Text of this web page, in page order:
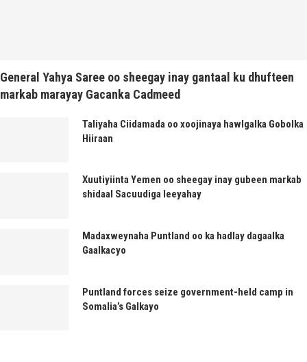
General Yahya Saree oo sheegay inay gantaal ku dhufteen
markab marayay Gacanka Cadmeed
Taliyaha Ciidamada oo xoojinaya hawlgalka Gobolka
Hiiraan
Xuutiyiinta Yemen oo sheegay inay gubeen markab
shidaal Sacuudiga leeyahay
Madaxweynaha Puntland oo ka hadlay dagaalka
Gaalkacyo
Puntland forces seize government-held camp in
Somalia’s Galkayo